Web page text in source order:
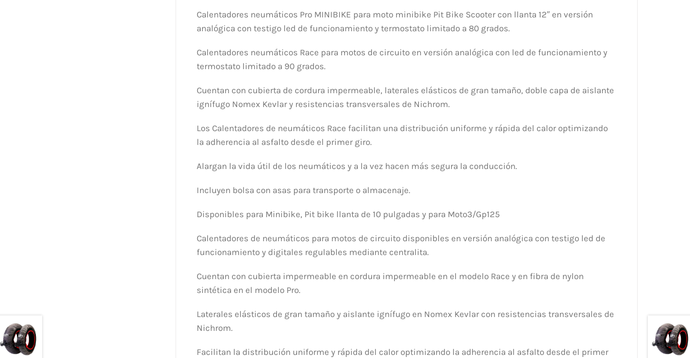
Calentadores neumáticos Pro MINIBIKE para moto minibike Pit Bike Scooter con llanta 12″ en versión
analógica con testigo led de funcionamiento y termostato limitado a 80 grados.
Calentadores neumáticos Race para motos de circuito en versión analógica con led de funcionamiento y
termostato limitado a 90 grados.
Cuentan con cubierta de cordura impermeable, laterales elásticos de gran tamaño, doble capa de aislante
ignífugo Nomex Kevlar y resistencias transversales de Nichrom.
Los Calentadores de neumáticos Race facilitan una distribución uniforme y rápida del calor optimizando
la adherencia al asfalto desde el primer giro.
Alargan la vida útil de los neumáticos y a la vez hacen más segura la conducción.
Incluyen bolsa con asas para transporte o almacenaje.
Disponibles para Minibike, Pit bike llanta de 10 pulgadas y para Moto3/Gp125
Calentadores de neumáticos para motos de circuito disponibles en versión analógica con testigo led de
funcionamiento y digitales regulables mediante centralita.
Cuentan con cubierta impermeable en cordura impermeable en el modelo Race y en fibra de nylon
sintética en el modelo Pro.
Laterales elásticos de gran tamaño y aislante ignífugo en Nomex Kevlar con resistencias transversales de
Nichrom.
Facilitan la distribución uniforme y rápida del calor optimizando la adherencia al asfalto desde el primer